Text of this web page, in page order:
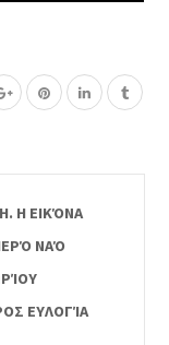
Η ΕΙΚΌΝΑ
ΝΑΌ
ΕΥΛΟΓΊΑ